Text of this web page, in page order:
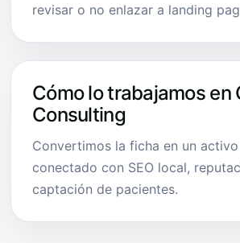
revisar o no enlazar a landing
Cómo lo trabajamos en
Consulting
Convertimos la ficha en un
conectado con SEO local,
captación de pacientes.